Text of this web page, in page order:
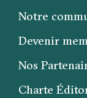
Notre
Devenir
Nos
Charte